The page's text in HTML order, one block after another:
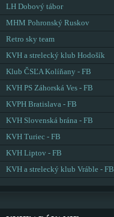
LH Dobový tábor
MHM Pohronský Ruskov
Retro sky team
KVH a strelecký klub Hodošík
Klub ČSĽA Kolíňany - FB
KVH PS Záhorská Ves - FB
KVPH Bratislava - FB
KVH Slovenská brána - FB
KVH Turiec - FB
KVH Liptov - FB
KVH a strelecký klub Vráble - FB